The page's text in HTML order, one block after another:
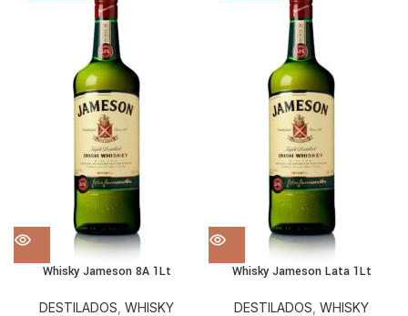
Whisky Jameson 8A 1Lt
DESTILADOS WHISKY
Whisky Jameson Lata 1Lt
DESTILADOS WHISKY